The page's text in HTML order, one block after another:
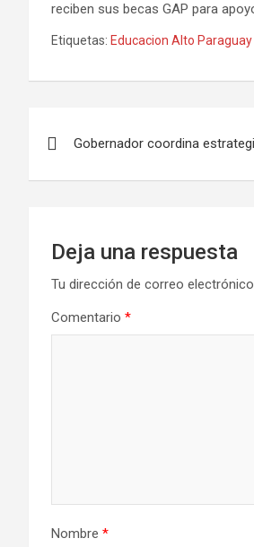
reciben sus becas GAP para
Etiquetas: Educacion Alto Paraguay
de
Gobernador coordina
Deja una respuesta
Tu dirección de correo
Comentario *
Nombre *